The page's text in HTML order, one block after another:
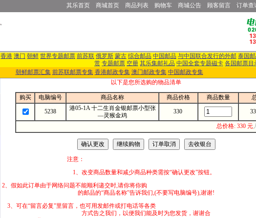
其乐首页 商城首页 商品列表 购物车 商城公告 顾客留言 订单查
香港 澳门 朝鲜 世界专题邮票 前苏联 俄罗斯 蒙古 综合邮品 中国邮品 与中国联合发行的外邮 泰国
赏 专题邮票 空册 其乐集邮礼品 中国全套专题磁卡 各国邮票目
朝鲜邮票汇集 前苏联邮票专集 香港邮政专集 澳门邮政专集 中国邮政专集
以下是您所选购的物品清单
购买 电脑编号 商品名称 商品价格 商品数量
5238
港05-1A 十二生肖金银邮票小型张
—灵猴金鸡
330
总价格: 330 元
注意：
1、改变商品数量和减少商品种类需按“确认更改”按钮。
2、假如此订单由于网络问题不能顺利递交时,请你
的邮品的“商品名称”告诉我们,(不要写电脑编号),谢谢!
3、可在“留言必复”里留言，也可用发邮件或打电话
方式告之我们，以便我们能及时为您发货，谢谢合